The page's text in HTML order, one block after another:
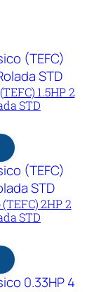
1.5HP 2
STD
2HP 2
STD